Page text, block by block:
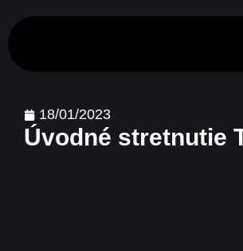
18/01/2023
Úvodné stretnutie